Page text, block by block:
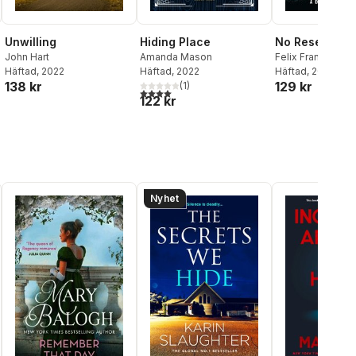
Unwilling
John Hart
Häftad, 2022
138 kr
Hiding Place
Amanda Mason
Häftad, 2022
4,0utav 5 stjärnor. Totalt antal röster:
(1)
122 kr
No Reserve
Felix Francis
Häftad, 2024
129 kr
Nyhet